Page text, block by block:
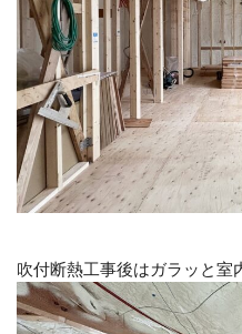
吹付断熱工事後はガラッと室